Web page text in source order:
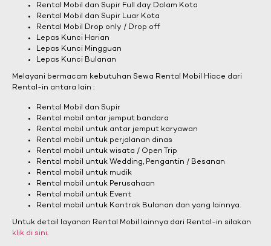
Rental Mobil dan Supir Full day Dalam Kota
Rental Mobil dan Supir Luar Kota
Rental Mobil Drop only / Drop off
Lepas Kunci Harian
Lepas Kunci Mingguan
Lepas Kunci Bulanan
Melayani bermacam kebutuhan Sewa Rental Mobil Hiace dari
Rental-in antara lain :
Rental Mobil dan Supir
Rental mobil antar jemput bandara
Rental mobil untuk antar jemput karyawan
Rental mobil untuk perjalanan dinas
Rental mobil untuk wisata / Open Trip
Rental mobil untuk Wedding, Pengantin / Besanan
Rental mobil untuk mudik
Rental mobil untuk Perusahaan
Rental mobil untuk Event
Rental mobil untuk Kontrak Bulanan dan yang lainnya.
Untuk detail layanan Rental Mobil lainnya dari Rental-in silakan
klik di sini.